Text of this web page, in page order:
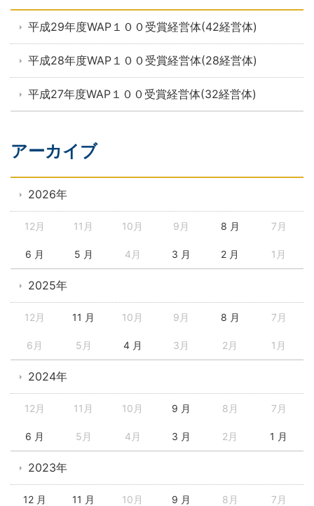
平成29年度WAP１００受賞経営体(42経営体)
平成28年度WAP１００受賞経営体(28経営体)
平成27年度WAP１００受賞経営体(32経営体)
アーカイブ
2026年
12月 11月 10月 9月 8 月 7月
6 月 5 月 4月 3 月 2 月 1月
2025年
12月 11 月 10月 9月 8 月 7月
6月 5月 4 月 3月 2月 1月
2024年
12月 11月 10月 9 月 8月 7月
6 月 5月 4月 3 月 2月 1 月
2023年
12 月 11 月 10月 9 月 8月 7月